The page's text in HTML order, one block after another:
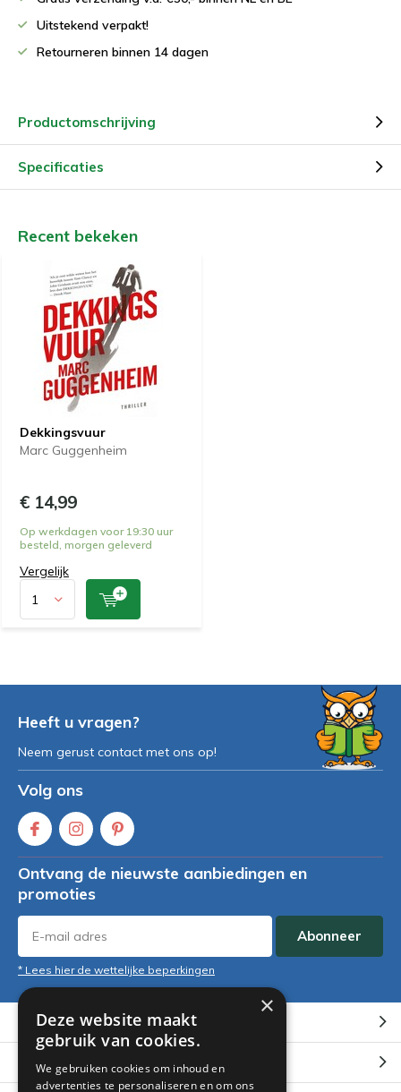
Uitstekend verpakt!
Retourneren binnen 14 dagen
Productomschrijving
Specificaties
Recent bekeken
Dekkingsvuur
Marc Guggenheim
€ 14,99
Op werkdagen voor 19:30 uur
besteld, morgen geleverd
Vergelijk
Heeft u vragen?
Neem gerust contact met ons op!
Volg ons
Ontvang de nieuwste aanbiedingen en
promoties
Abonneer
* Lees hier de wettelijke beperkingen
Klantenservice
Mijn account
×
Deze website maakt
gebruik van cookies.
We gebruiken cookies om inhoud en
advertenties te personaliseren en om ons